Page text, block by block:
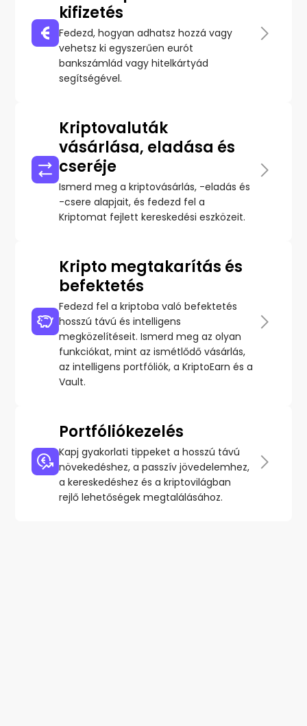
kifizetés
Fedezd, hogyan adhatsz hozzá vagy
vehetsz ki egyszerűen eurót
bankszámlád vagy hitelkártyád
segítségével.
Kriptovaluták
vásárlása, eladása és
cseréje
Ismerd meg a kriptovásárlás, -eladás és
-csere alapjait, és fedezd fel a
Kriptomat fejlett kereskedési eszközeit.
Kripto megtakarítás és
befektetés
Fedezd fel a kriptoba való befektetés
hosszú távú és intelligens
megközelítéseit. Ismerd meg az olyan
funkciókat, mint az ismétlődő vásárlás,
az intelligens portfóliók, a KriptoEarn és a
Vault.
Portfóliókezelés
Kapj gyakorlati tippeket a hosszú távú
növekedéshez, a passzív jövedelemhez,
a kereskedéshez és a kriptovilágban
rejlő lehetőségek megtalálásához.